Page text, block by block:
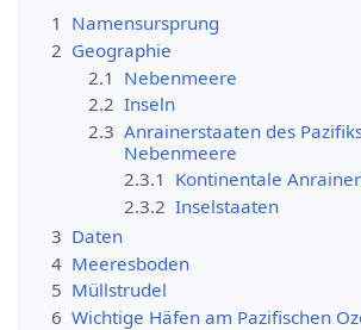
1 Namensursprung
2 Geographie
2.1 Nebenmeere
2.2 Inseln
2.3 Anrainerstaaten des
Nebenmeere
2.3.1 Kontinentale
2.3.2 Inselstaaten
3 Daten
4 Meeresboden
5 Müllstrudel
6 Wichtige Häfen am Pazifischen